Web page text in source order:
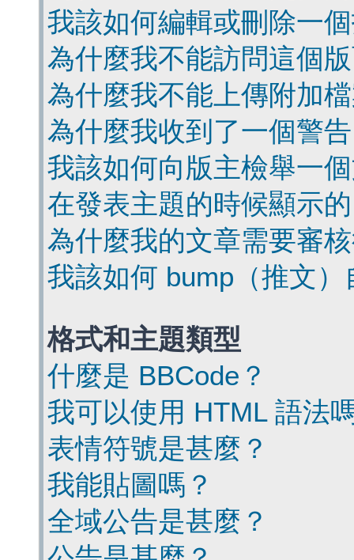
我該如何編輯或刪除一
為什麼我不能訪問這個
為什麼我不能上傳附加
為什麼我收到了一個警
我該如何向版主檢舉一
在發表主題的時候顯示
為什麼我的文章需要審
我該如何 bump（推文
格式和主題類型
什麼是 BBCode？
我可以使用 HTML 語法
表情符號是甚麼？
我能貼圖嗎？
全域公告是甚麼？